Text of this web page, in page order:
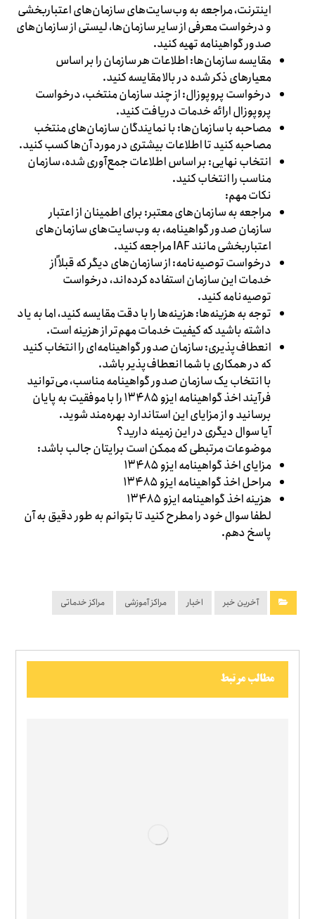
اینترنت، مراجعه به وب‌سایت‌های سازمان‌های اعتباربخشی
و درخواست معرفی از سایر سازمان‌ها، لیستی از سازمان‌های
صدور گواهینامه تهیه کنید.
مقایسه سازمان‌ها: اطلاعات هر سازمان را بر اساس
معیارهای ذکر شده در بالا مقایسه کنید.
درخواست پروپوزال: از چند سازمان منتخب، درخواست
پروپوزال ارائه خدمات دریافت کنید.
مصاحبه با سازمان‌ها: با نمایندگان سازمان‌های منتخب
مصاحبه کنید تا اطلاعات بیشتری در مورد آن‌ها کسب کنید.
انتخاب نهایی: بر اساس اطلاعات جمع‌آوری شده، سازمان
مناسب را انتخاب کنید.
نکات مهم:
مراجعه به سازمان‌های معتبر: برای اطمینان از اعتبار
سازمان صدور گواهینامه، به وب‌سایت‌های سازمان‌های
اعتباربخشی مانند IAF مراجعه کنید.
درخواست توصیه‌نامه: از سازمان‌های دیگر که قبلاً از
خدمات این سازمان استفاده کرده‌اند، درخواست
توصیه‌نامه کنید.
توجه به هزینه‌ها: هزینه‌ها را با دقت مقایسه کنید، اما به یاد
داشته باشید که کیفیت خدمات مهم‌تر از هزینه است.
انعطاف‌پذیری: سازمان صدور گواهینامه‌ای را انتخاب کنید
که در همکاری با شما انعطاف‌پذیر باشد.
با انتخاب یک سازمان صدور گواهینامه مناسب، می‌توانید
فرآیند اخذ گواهینامه ایزو ۱۳۴۸۵ را با موفقیت به پایان
برسانید و از مزایای این استاندارد بهره‌مند شوید.
آیا سوال دیگری در این زمینه دارید؟
موضوعات مرتبطی که ممکن است برایتان جالب باشد:
مزایای اخذ گواهینامه ایزو ۱۳۴۸۵
مراحل اخذ گواهینامه ایزو ۱۳۴۸۵
هزینه اخذ گواهینامه ایزو ۱۳۴۸۵
لطفا سوال خود را مطرح کنید تا بتوانم به طور دقیق به آن
پاسخ دهم.
آخرین خبر اخبار مراکز آموزشی مراکز خدماتی
مطالب مرتبط